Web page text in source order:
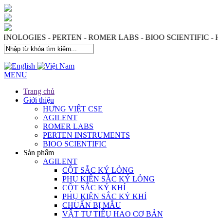
- PERTEN - ROMER LABS - BIOO
MENU
Trang chủ
Giới thiệu
HƯNG VIỆT CSE
AGILENT
ROMER LABS
PERTEN INSTRUMENTS
BIOO SCIENTIFIC
Sản phẩm
AGILENT
CỘT SẮC KÝ LỎNG
PHỤ KIỆN SẮC KÝ LỎNG
CỘT SẮC KÝ KHÍ
PHỤ KIỆN SẮC KÝ KHÍ
CHUẨN BỊ MẪU
VẬT TƯ TIÊU HAO CƠ BẢN